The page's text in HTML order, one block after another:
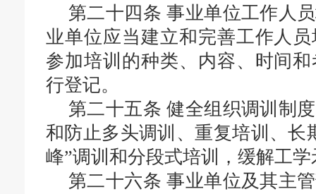
第二十四条事业单位工作人
业单位应当建立和完善工作人
参加培训的种类、内容、时间
行登记。
第二十五条健全组织调训制
和防止多头调训、重复培训、长
峰”调训和分段式培训，缓解工
第二十六条 事业单位及其主